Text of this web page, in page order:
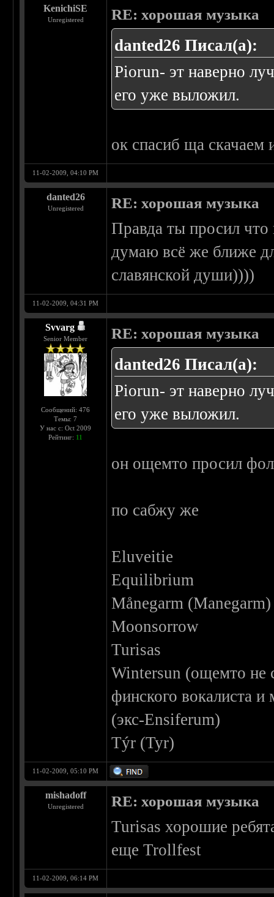
KenichiSE
Unregistered RE: хорошая музыка
danted26 Писал(а):
Piorun- эт наверно
его уже выложил.
ок спасиб ща скачаем
11-02-2009, 04:10 PM
danted26
Unregistered RE: хорошая музыка
Правда ты просил
думаю всё же ближе
славянской души))))
11-02-2009, 04:31 PM
Svvarg
Senior Member
Сообщений: 476
Темы: 7
У нас с: Oct 2009
Рейтинг: 11
RE: хорошая музыка
danted26 Писал(а):
Piorun- эт наверно
его уже выложил.
он ощемто просил
по сабжу же
Eluveitie
Equilibrium
Månegarm (Manegarm)
Moonsorrow
Turisas
Wintersun (ощемто не
финского вокалиста и
(экс-Ensiferum)
Týr (Tyr)
11-02-2009, 05:10 PM
mishadoff
Unregistered RE: хорошая музыка
Turisas хорошие
еще Trollfest
11-02-2009, 06:14 PM